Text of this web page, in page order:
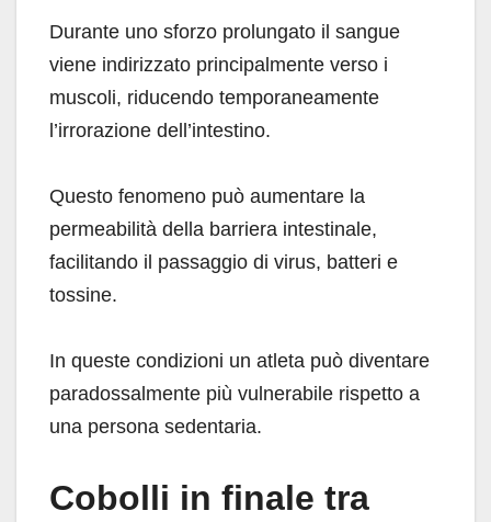
Durante uno sforzo prolungato il sangue
viene indirizzato principalmente verso i
muscoli, riducendo temporaneamente
l’irrorazione dell’intestino.
Questo fenomeno può aumentare la
permeabilità della barriera intestinale,
facilitando il passaggio di virus, batteri e
tossine.
In queste condizioni un atleta può diventare
paradossalmente più vulnerabile rispetto a
una persona sedentaria.
Cobolli in finale tra